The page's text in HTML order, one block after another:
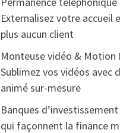
Externalisez votre accueil
plus aucun client
Monteuse vidéo & Motion
Sublimez vos vidéos avec
animé sur-mesure
Banques
qui façonnent la finance